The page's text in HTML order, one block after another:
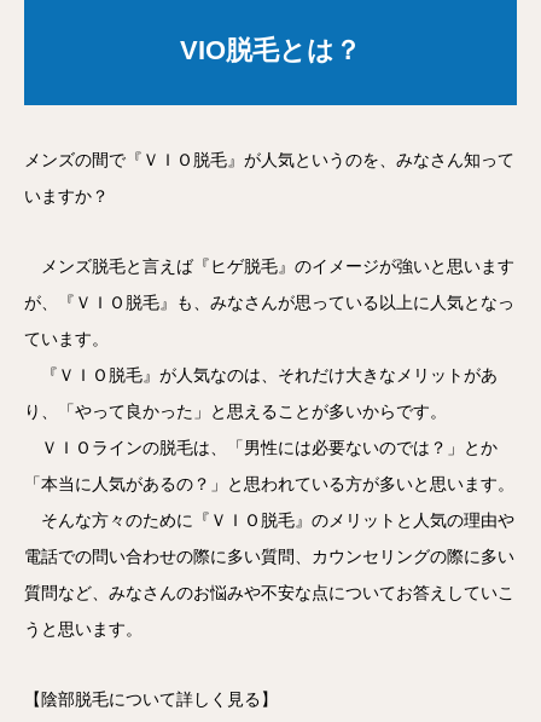
VIO脱毛とは？
メンズの間で『ＶＩＯ脱毛』が人気というのを、みなさん知って
いますか？
メンズ脱毛と言えば『ヒゲ脱毛』のイメージが強いと思います
が、『ＶＩＯ脱毛』も、みなさんが思っている以上に人気となっ
ています。
『ＶＩＯ脱毛』が人気なのは、それだけ大きなメリットがあ
り、「やって良かった」と思えることが多いからです。
ＶＩＯラインの脱毛は、「男性には必要ないのでは？」とか
「本当に人気があるの？」と思われている方が多いと思います。
そんな方々のために『ＶＩＯ脱毛』のメリットと人気の理由や
電話での問い合わせの際に多い質問、カウンセリングの際に多い
質問など、みなさんのお悩みや不安な点についてお答えしていこ
うと思います。
【陰部脱毛について詳しく見る】